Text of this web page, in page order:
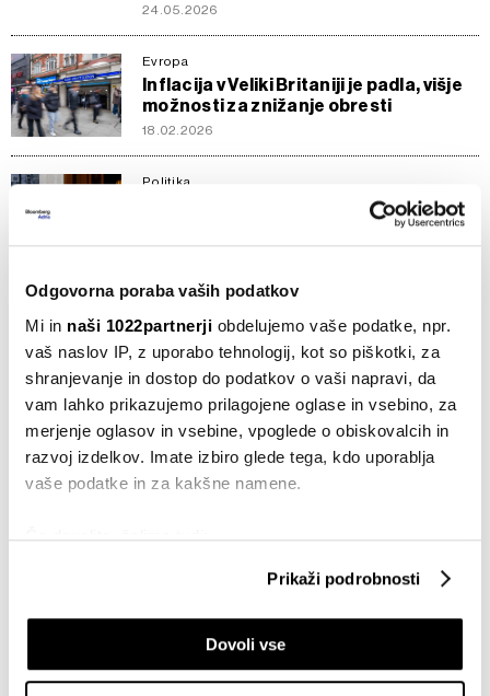
Odgovorna poraba vaših podatkov
Mi in naši 1022partnerji obdelujemo vaše podatke, npr.
vaš naslov IP, z uporabo tehnologij, kot so piškotki, za
shranjevanje in dostop do podatkov o vaši napravi, da
vam lahko prikazujemo prilagojene oglase in vsebino, za
merjenje oglasov in vsebine, vpoglede o obiskovalcih in
razvoj izdelkov. Imate izbiro glede tega, kdo uporablja
vaše podatke in za kakšne namene.
Če dovolite, želimo tudi:
Zbirati informacije o vaši geografski lokaciji, ki so
Identificirati napravo z aktivnim preverjanjem
lastnosti (odčitavanje prstnih odtisov)
Poglejte si še, kako se obdelujejo vaši osebni podatki in
Prikaži podrobnosti
Dovoli vse
24.05.2026
Evropa
Inflacija v Veliki Britaniji je padla, višje
možnosti za znižanje obresti
18.02.2026
Politika
Oblegan britanski premier utrjuje svoj
10.02.2026
Bo afera Epstein odnesla britansko
vlado?
09.02.2026
Inovacije
Kako je PolyAI zbral 200 milijonov
dolarjev - kaj se lahko naučimo od
Srba?
TOP 5 novic za začetek dneva: je mir v
Politika